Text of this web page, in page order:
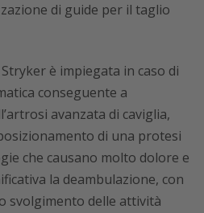
di guide per il taglio
è impiegata in caso di
conseguente a
avanzata di caviglia,
di una protesi
che causano molto dolore e
la deambulazione, con
svolgimento delle attività